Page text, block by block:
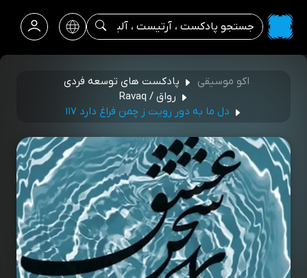
اکو موسیقی
پادکست های توسعه فردی
رواق / Ravaq
دل ما به دور رویت ز چمن فراغ دارد ۱۱۷